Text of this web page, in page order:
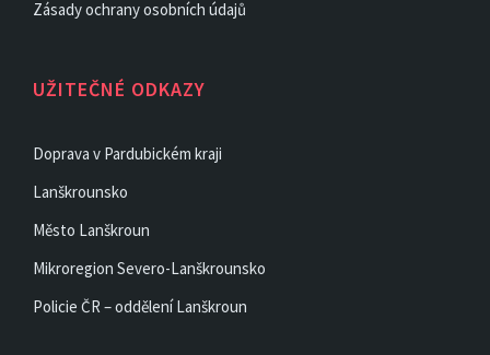
Zásady ochrany osobních údajů
UŽITEČNÉ ODKAZY
Doprava v Pardubickém kraji
Lanškrounsko
Město Lanškroun
Mikroregion Severo-Lanškrounsko
Policie ČR – oddělení Lanškroun